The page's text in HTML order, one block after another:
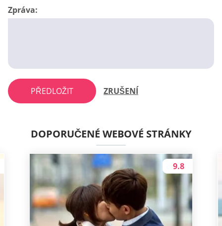
Zpráva:
PŘEDLOŽIT ZRUŠENÍ
DOPORUČENÉ WEBOVÉ STRÁNKY
9.8